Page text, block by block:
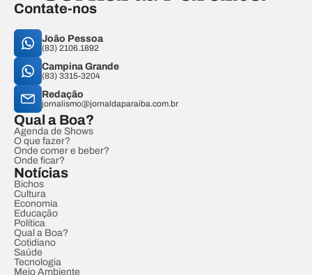
Contate-nos
João Pessoa
(83) 2106.1892
Campina Grande
(83) 3315-3204
Redação
jornalismo@jornaldaparaiba.com.br
Qual a Boa?
Agenda de Shows
O que fazer?
Onde comer e beber?
Onde ficar?
Notícias
Bichos
Cultura
Economia
Educação
Política
Qual a Boa?
Cotidiano
Saúde
Tecnologia
Meio Ambiente